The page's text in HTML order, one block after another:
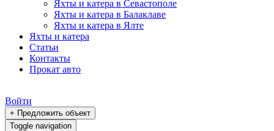
Яхты и катера в Севастополе
Яхты и катера в Балаклаве
Яхты и катера в Ялте
Яхты и катера
Статьи
Контакты
Прокат авто
Войти
+ Предложить объект
Toggle navigation